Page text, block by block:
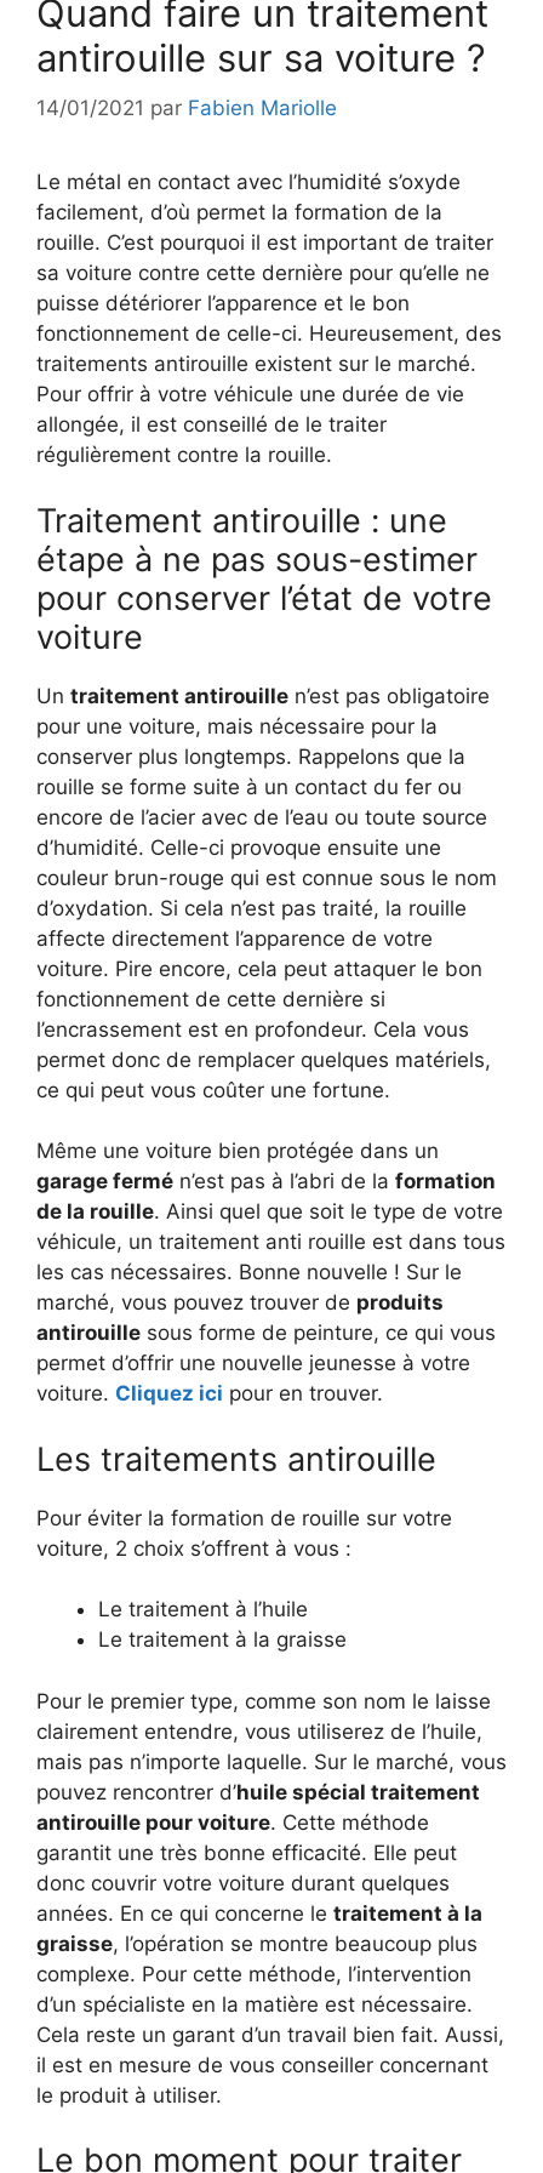
Quand faire un traitement
antirouille sur sa voiture ?
14/01/2021 par Fabien Mariolle
Le métal en contact avec l’humidité s’oxyde
facilement, d’où permet la formation de la
rouille. C’est pourquoi il est important de traiter
sa voiture contre cette dernière pour qu’elle ne
puisse détériorer l’apparence et le bon
fonctionnement de celle-ci. Heureusement, des
traitements antirouille existent sur le marché.
Pour offrir à votre véhicule une durée de vie
allongée, il est conseillé de le traiter
régulièrement contre la rouille.
Traitement antirouille : une
étape à ne pas sous-estimer
pour conserver l’état de votre
voiture
Un traitement antirouille n’est pas obligatoire
pour une voiture, mais nécessaire pour la
conserver plus longtemps. Rappelons que la
rouille se forme suite à un contact du fer ou
encore de l’acier avec de l’eau ou toute source
d’humidité. Celle-ci provoque ensuite une
couleur brun-rouge qui est connue sous le nom
d’oxydation. Si cela n’est pas traité, la rouille
affecte directement l’apparence de votre
voiture. Pire encore, cela peut attaquer le bon
fonctionnement de cette dernière si
l’encrassement est en profondeur. Cela vous
permet donc de remplacer quelques matériels,
ce qui peut vous coûter une fortune.
Même une voiture bien protégée dans un
garage fermé n’est pas à l’abri de la formation
de la rouille. Ainsi quel que soit le type de votre
véhicule, un traitement anti rouille est dans tous
les cas nécessaires. Bonne nouvelle ! Sur le
marché, vous pouvez trouver de produits
antirouille sous forme de peinture, ce qui vous
permet d’offrir une nouvelle jeunesse à votre
voiture. Cliquez ici pour en trouver.
Les traitements antirouille
Pour éviter la formation de rouille sur votre
voiture, 2 choix s’offrent à vous :
Le traitement à l’huile
Le traitement à la graisse
Pour le premier type, comme son nom le laisse
clairement entendre, vous utiliserez de l’huile,
mais pas n’importe laquelle. Sur le marché, vous
pouvez rencontrer d’huile spécial traitement
antirouille pour voiture. Cette méthode
garantit une très bonne efficacité. Elle peut
donc couvrir votre voiture durant quelques
années. En ce qui concerne le traitement à la
graisse, l’opération se montre beaucoup plus
complexe. Pour cette méthode, l’intervention
d’un spécialiste en la matière est nécessaire.
Cela reste un garant d’un travail bien fait. Aussi,
il est en mesure de vous conseiller concernant
le produit à utiliser.
Le bon moment pour traiter